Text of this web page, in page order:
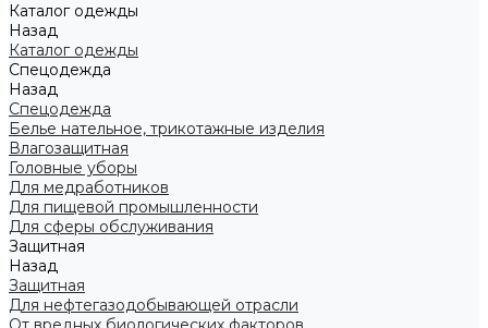
Каталог одежды
Назад
Каталог одежды
Спецодежда
Назад
Спецодежда
Белье нательное, трикотажные изделия
Влагозащитная
Головные уборы
Для медработников
Для пищевой промышленности
Для сферы обслуживания
Защитная
Назад
Защитная
Для нефтегазодобывающей отрасли